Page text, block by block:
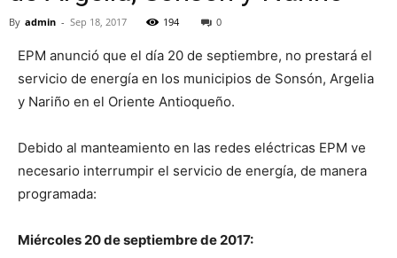
By admin - Sep 18, 2017 194 0
EPM anunció que el día 20 de septiembre, no prestará el
servicio de energía en los municipios de Sonsón, Argelia
y Nariño en el Oriente Antioqueño.
Debido al manteamiento en las redes eléctricas EPM ve
necesario interrumpir el servicio de energía, de manera
programada:
Miércoles 20 de septiembre de 2017: